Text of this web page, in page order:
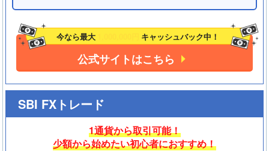
今なら最大 キャッシュバック中！
公式サイトはこちら
SBI FXトレード
1通貨から取引可能！
少額から始めたい初心者におすすめ！